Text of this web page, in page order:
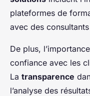
plateformes de
avec des
De plus,
confiance avec les
La transparence
l’analyse des